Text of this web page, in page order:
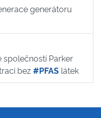
generátoru
společností Parker
bez#PFAS látek